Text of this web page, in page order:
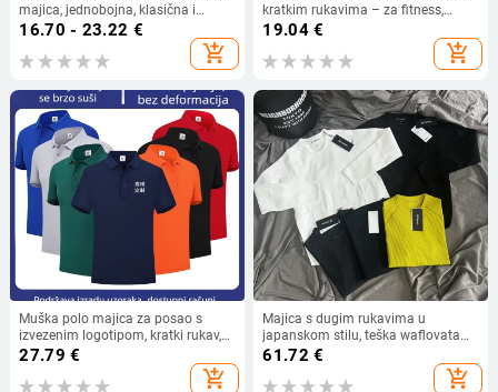
majica, jednobojna, klasična i
svestrana, okrugli izrez, opuštena
silueta, muška velika veličina, ljeto
16.70 - 23.22 €
add_shopping_cart
kratkim rukavima – za fitness,
trčanje i badminton, prozračna
19.04€
add_shopping_cart
Muška polo majica za posao s
izvezenim logotipom, kratki rukav,
polo ovratnik, brzo sušenje, ispis
27.79 €
add_shopping_cart
Majica s dugim rukavima u
japanskom stilu, teška waflovata
pletenina, otisnuti mali logotip,
61.72 €
add_shopping_cart